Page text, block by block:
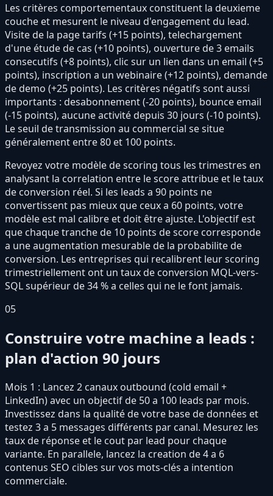
Les critères comportementaux constituent la deuxieme
couche et mesurent le niveau d'engagement du lead.
Visite de la page tarifs (+15 points), telechargement
d'une étude de cas (+10 points), ouverture de 3 emails
consecutifs (+8 points), clic sur un lien dans un email (+5
points), inscription a un webinaire (+12 points), demande
de demo (+25 points). Les critères négatifs sont aussi
importants : desabonnement (-20 points), bounce email
(-15 points), aucune activité depuis 30 jours (-10 points).
Le seuil de transmission au commercial se situe
généralement entre 80 et 100 points.
Revoyez votre modèle de scoring tous les trimestres en
analysant la correlation entre le score attribue et le taux
de conversion réel. Si les leads a 90 points ne
convertissent pas mieux que ceux a 60 points, votre
modèle est mal calibre et doit être ajuste. L'objectif est
que chaque tranche de 10 points de score corresponde
a une augmentation mesurable de la probabilite de
conversion. Les entreprises qui recalibrent leur scoring
trimestriellement ont un taux de conversion MQL-vers-
SQL supérieur de 34 % a celles qui ne le font jamais.
05
Construire votre machine a leads :
plan d'action 90 jours
Mois 1 : Lancez 2 canaux outbound (cold email +
LinkedIn) avec un objectif de 50 a 100 leads par mois.
Investissez dans la qualité de votre base de données et
testez 3 a 5 messages différents par canal. Mesurez les
taux de réponse et le cout par lead pour chaque
variante. En parallele, lancez la creation de 4 a 6
contenus SEO cibles sur vos mots-clés a intention
commerciale.